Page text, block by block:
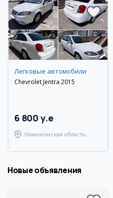
Легковые автомобили
Chevrolet Jentra 2015
6 800 y.e
Наманганская область,
Новые объявления